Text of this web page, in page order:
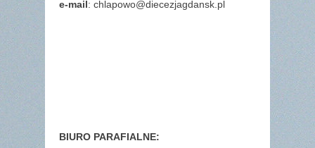
e-mail: chlapowo@diecezjagdansk.pl
BIURO PARAFIALNE: